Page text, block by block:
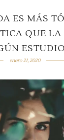
ES MÁS
QUE LA
enero 21, 2020